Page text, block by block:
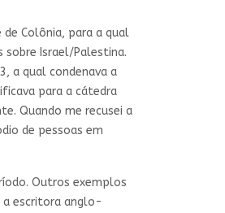
Colônia, para a qual
sobre Israel/Palestina.
a qual condenava a
para a cátedra
Quando me recusei a
de pessoas em
Outros exemplos
a escritora anglo-